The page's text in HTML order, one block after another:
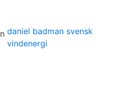
daniel badman svensk
vindenergi